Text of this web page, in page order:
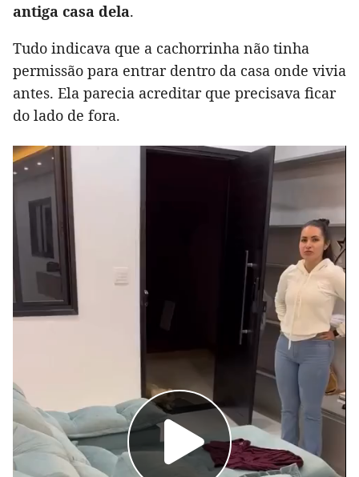
antiga casa dela.
Tudo indicava que a cachorrinha não tinha
permissão para entrar dentro da casa onde vivia
antes. Ela parecia acreditar que precisava ficar
do lado de fora.